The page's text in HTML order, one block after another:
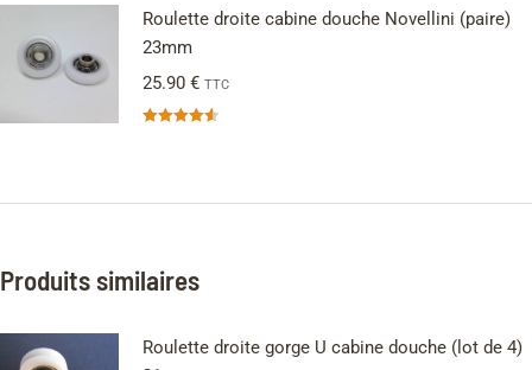
Roulette droite cabine douche Novellini (paire)
23mm
25.90 € TTC
Produits similaires
Roulette droite gorge U cabine douche (lot de 4)